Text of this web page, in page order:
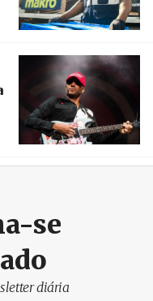
se
diária